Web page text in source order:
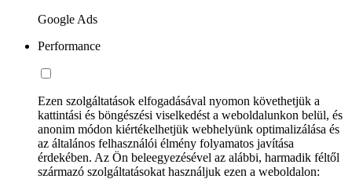
Google Ads
Performance
Ezen szolgáltatások elfogadásával nyomon követhetjük a
kattintási és böngészési viselkedést a weboldalunkon belül, és
anonim módon kiértékelhetjük webhelyünk optimalizálása és
az általános felhasználói élmény folyamatos javítása
érdekében. Az Ön beleegyezésével az alábbi, harmadik féltől
származó szolgáltatásokat használjuk ezen a weboldalon: